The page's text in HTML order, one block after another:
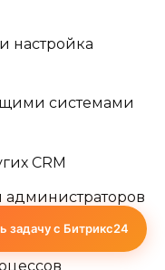
настройка
системами
CRM
поддержка
задачу с Битрикс24